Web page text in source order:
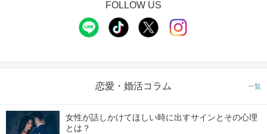
FOLLOW US
恋愛・婚活コラム 一覧
女性が話しかけてほしい時に出すサインとその心理
とは？